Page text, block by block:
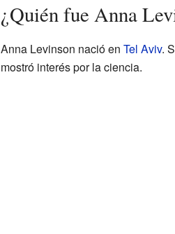
¿Quién fue Anna
Anna Levinson nació en Tel Aviv.
mostró interés por la ciencia.